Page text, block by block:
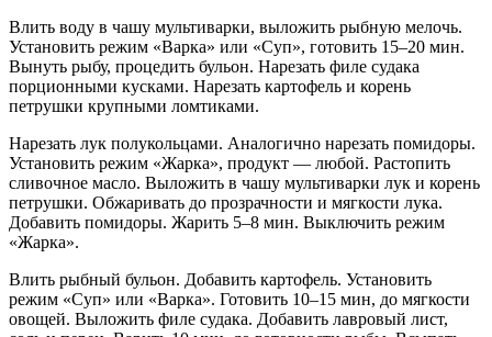
Влить воду в чашу мультиварки, выложить рыбную мелочь.
Установить режим «Варка» или «Суп», готовить 15–20 мин.
Вынуть рыбу, процедить бульон. Нарезать филе судака
порционными кусками. Нарезать картофель и корень
петрушки крупными ломтиками.
Нарезать лук полукольцами. Аналогично нарезать помидоры.
Установить режим «Жарка», продукт — любой. Растопить
сливочное масло. Выложить в чашу мультиварки лук и корень
петрушки. Обжаривать до прозрачности и мягкости лука.
Добавить помидоры. Жарить 5–8 мин. Выключить режим
«Жарка».
Влить рыбный бульон. Добавить картофель. Установить
режим «Суп» или «Варка». Готовить 10–15 мин, до мягкости
овощей. Выложить филе судака. Добавить лавровый лист,